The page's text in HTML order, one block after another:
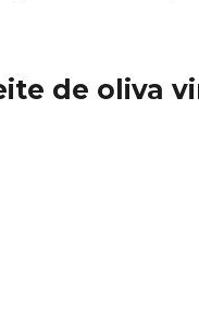
de oliva